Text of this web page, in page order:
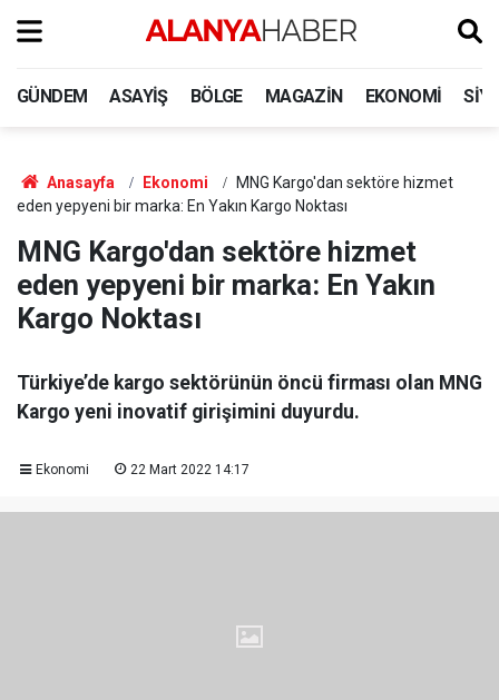
GÜNDEM ASAYIŞ BÖLGE MAGAZIN EKONOMI
Anasayfa Ekonomi
MNG Kargo'dan sektöre hizmet
eden yepyeni bir marka: En Yakın Kargo Noktası
MNG Kargo'dan sektöre hizmet
eden yepyeni bir marka: En Yakın
Kargo Noktası
Türkiye’de kargo sektörünün öncü firması olan MNG
Kargo yeni inovatif girişimini duyurdu.
Ekonomi 22 Mart 2022 14:17